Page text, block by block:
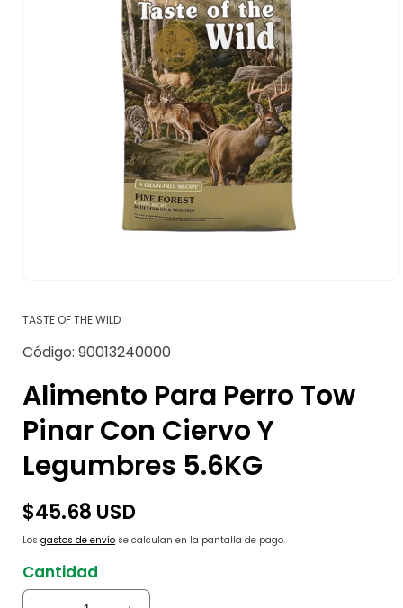
multimedia
1
una
modal
TASTE OF THE WILD
Código: SKU:
90013240000
Alimento Para Perro Tow
Pinar Con Ciervo Y
Legumbres 5.6KG
Precio
habitual
$45.68 USD
Los gastos de envío se calculan en la pantalla de pago.
Cantidad